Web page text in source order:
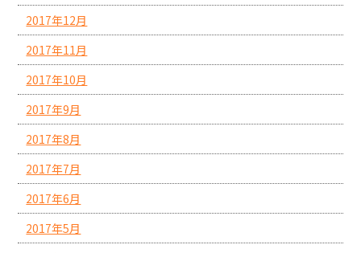
2017年12月
2017年11月
2017年10月
2017年9月
2017年8月
2017年7月
2017年6月
2017年5月